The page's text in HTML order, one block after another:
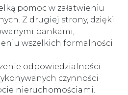
pomoc w załatwieniu
Z drugiej strony, dzięki
bankami,
wszelkich formalności
odpowiedzialności
czynności
nieruchomościami.